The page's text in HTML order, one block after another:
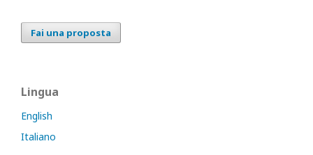
Fai una proposta
Lingua
English
Italiano